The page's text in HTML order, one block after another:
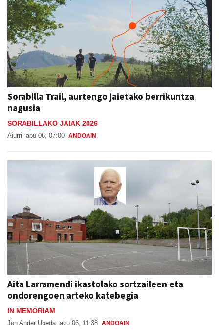
Sorabilla Trail, aurtengo jaietako berrikuntza
nagusia
SORABILLAKO JAIAK 2026
Aiurri abu 06, 07:00 ANDOAIN
Aita Larramendi ikastolako sortzaileen eta
ondorengoen arteko katebegia
IN MEMORIAM
Jon Ander Ubeda abu 06, 11:38 ANDOAIN